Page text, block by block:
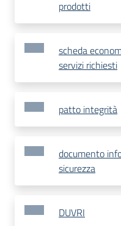
prodotti
scheda
servizi richiesti
patto integrità
documento
sicurezza
DUVRI